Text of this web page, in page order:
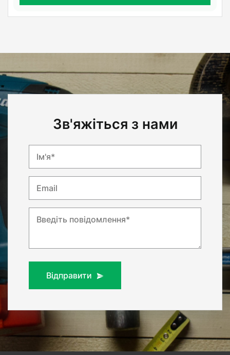
Зв'яжіться з нами
Ім'я*
Email
Введіть повідомлення*
Відправити